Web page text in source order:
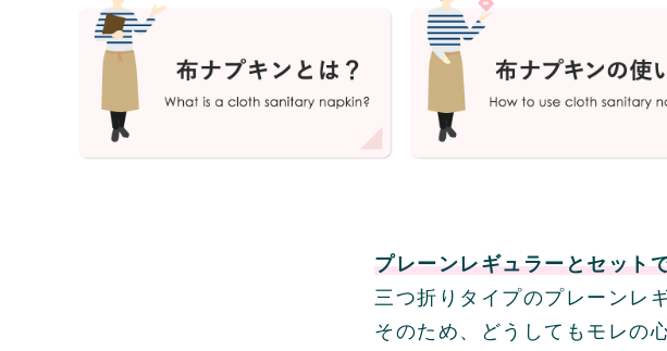
プレーンレギュラーとセット
三つ折りタイプのプレーンレ
そのため、どうしてもモレの